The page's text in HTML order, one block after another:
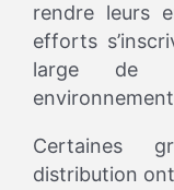
rendre leurs
efforts
large de
Certaines
distribution